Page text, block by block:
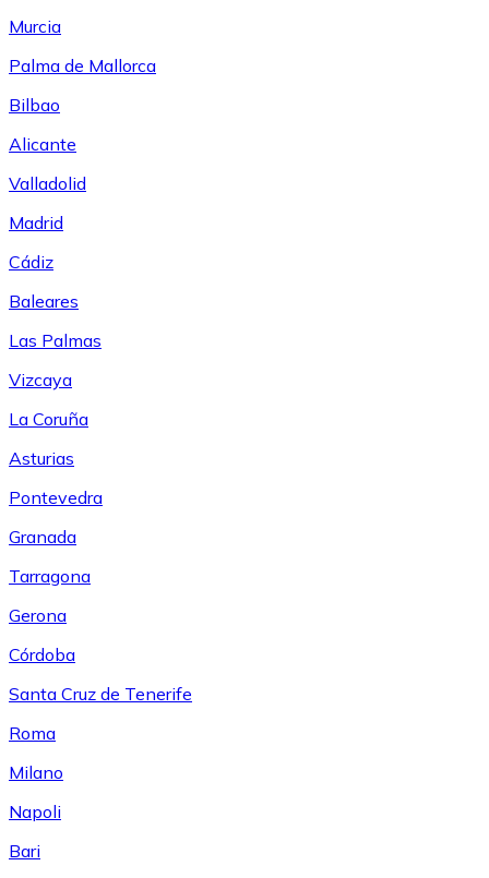
Murcia
Palma de Mallorca
Bilbao
Alicante
Valladolid
Madrid
Cádiz
Baleares
Las Palmas
Vizcaya
La Coruña
Asturias
Pontevedra
Granada
Tarragona
Gerona
Córdoba
Santa Cruz de Tenerife
Roma
Milano
Napoli
Bari